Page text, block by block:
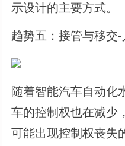
示设计的主要方式。
趋势五：接管与移交-
随着智能汽车自动化
车的控制权也在减少
可能出现控制权丧失